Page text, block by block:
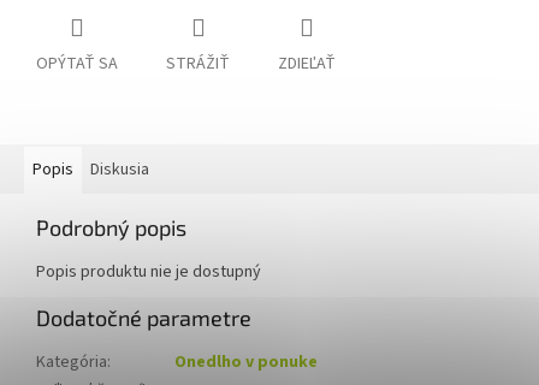
OPÝTAŤ SA STRÁŽIŤ ZDIEĽAŤ
Popis Diskusia
Podrobný popis
Popis produktu nie je dostupný
Dodatočné parametre
Kategória:
Onedlho v ponuke